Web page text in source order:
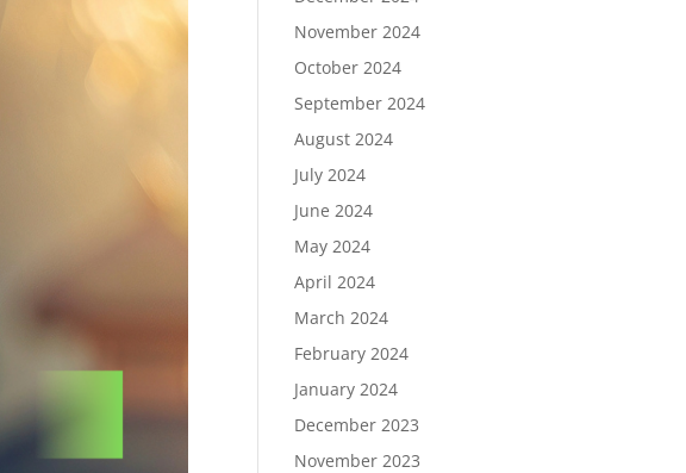
November 2024
October 2024
September 2024
August 2024
July 2024
June 2024
May 2024
April 2024
March 2024
February 2024
January 2024
December 2023
November 2023